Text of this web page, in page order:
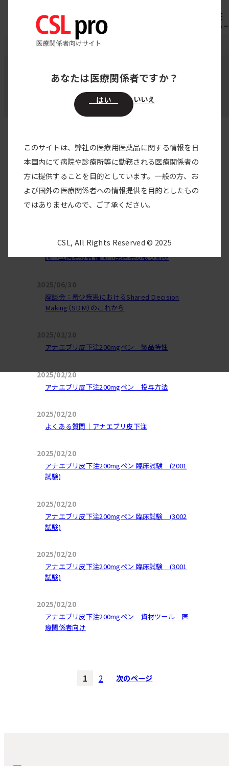
メニュー
CSL pro 製品情報 耳鼻咽喉科
耳鼻咽喉科
すべての製品
すべてのカテゴリー
2026/04/01
アナエブリ皮下注200mgペン
HAE診療フロントライン 地方独立行政法人 福
岡市立病院機構 福岡市民病院の取り組み
2025/06/30
座談会：希少疾患におけるShared Decision
Making（SDM）のこれから
2025/02/20
アナエブリ皮下注200mgペン 製品特性
2025/02/20
アナエブリ皮下注200mgペン 投与方法
2025/02/20
よくある質問｜アナエブリ皮下注
2025/02/20
アナエブリ皮下注200mgペン 臨床試験 (2001
試験)
2025/02/20
アナエブリ皮下注200mgペン 臨床試験 (3002
試験)
2025/02/20
アナエブリ皮下注200mgペン 臨床試験 (3001
試験)
2025/02/20
アナエブリ皮下注200mgペン 資材ツール 医
療関係者向け
1 2 次のページ
あなたは医療関係者ですか？
はい いいえ
このサイトは、弊社の医療用医薬品に関する情報を日
本国内にて病院や診療所等に勤務される医療関係者の
方に提供することを目的としています。一般の方、お
よび国外の医療関係者への情報提供を目的としたもの
ではありませんので、ご了承ください。
CSL, All Rights Reserved © 2025